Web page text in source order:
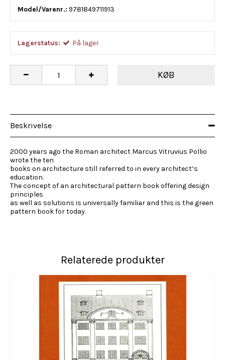
Model/Varenr.: 9781849711913
Lagerstatus: På lager
KØB
Beskrivelse
2000 years ago the Roman architect Marcus Vitruvius Pollio
wrote the ten
books on architecture still referred to in every architect’s
education.
The concept of an architectural pattern book offering design
principles
as well as solutions is universally familiar and this is the green
pattern book for today.
Relaterede produkter